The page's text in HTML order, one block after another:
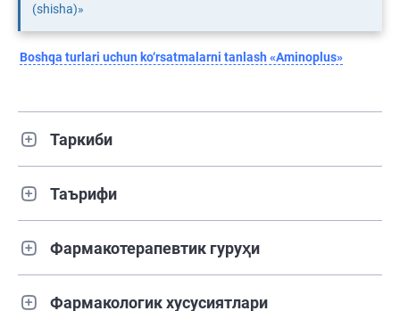
(shisha)»
Boshqa turlari uchun ko‘rsatmalarni tanlash «Aminoplus»
Таркиби
Таърифи
Фармакотерапевтик гуруҳи
Фармакологик хусусиятлари